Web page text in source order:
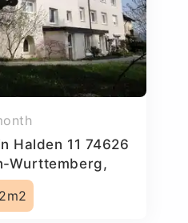
Halden 11 74626
Wurttemberg,